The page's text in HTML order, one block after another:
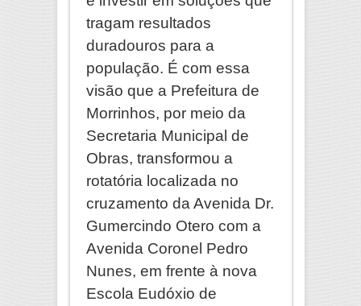
tragam resultados
duradouros para a
população. É com essa
visão que a Prefeitura de
Morrinhos, por meio da
Secretaria Municipal de
Obras, transformou a
rotatória localizada no
cruzamento da Avenida Dr.
Gumercindo Otero com a
Avenida Coronel Pedro
Nunes, em frente à nova
Escola Eudóxio de